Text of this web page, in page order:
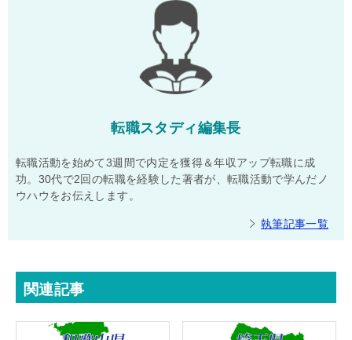
転職スタディ編集長
転職活動を始めて3週間で内定を獲得＆年収アップ転職に成
功。30代で2回の転職を経験した著者が、転職活動で学んだノ
ウハウをお伝えします。
執筆記事一覧
関連記事